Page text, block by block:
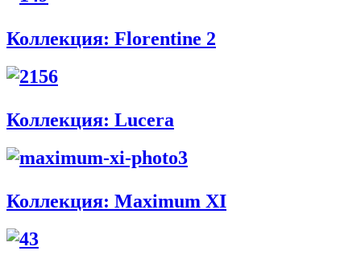
Коллекция: Florentine 2
Коллекция: Lucera
Коллекция: Maximum XI